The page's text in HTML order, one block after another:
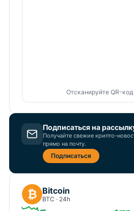
Отсканируйте QR-
Подписаться на
Получайте свежие крипто-
прямо на почту.
Подписаться
₿ Bitcoin
BTC · 24h